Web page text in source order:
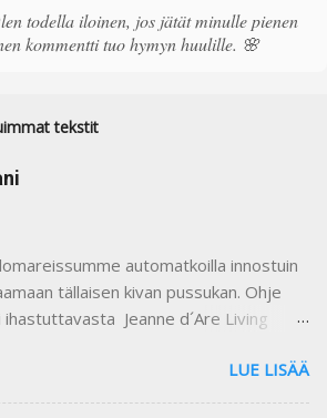
todella iloinen, jos jätät minulle pienen
kommentti tuo hymyn huulille. 🌸
tekstit
automatkoilla innostuin
tällaisen kivan pussukan. Ohje
Jeanne d´Are Living
sisustusjutut ovat todella ihastuttavia
kauniita. Lehdistä löytyy niin paljon
LUE LISÄÄ